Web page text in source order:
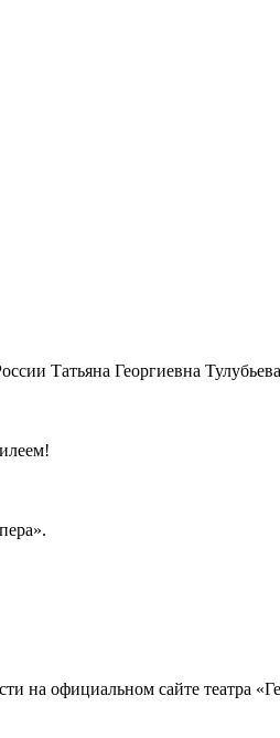
Татьяна Георгиевна
на официальном сайте театра